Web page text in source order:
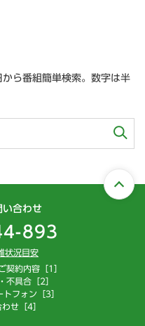
ら番組簡単検索。数字は半
い合わせ
893
状況目安
契約内容［1］
不具合［2］
フォン［3］
せ［4］